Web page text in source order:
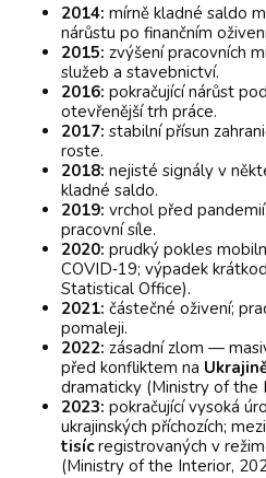
2014: mírně kladné saldo
nárůstu po finančním
2015: zvýšení pracovních
služeb a stavebnictví.
2016: pokračující nárůst
otevřenější trh práce.
2017: stabilní přísun
roste.
2018: nejisté signály v
kladné saldo.
2019: vrchol před
pracovní síle.
2020: prudký pokles
COVID‑19; výpadek
Statistical Office).
2021: částečné oživení;
pomaleji.
2022: zásadní zlom —
před konfliktem na
dramaticky (Ministry of the
2023: pokračující vysoká
ukrajinských příchozích;
tisícregistrovaných v
(Ministry of the Interior,